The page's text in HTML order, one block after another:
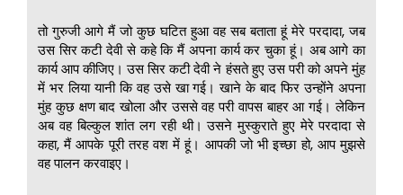
तो गुरुजी आगे मैं जो कुछ घटित हुआ वह सब बताता हूं मेरे परदादा, जब
उस सिर कटी देवी से कहे कि मैं अपना कार्य कर चुका हूं। अब आगे का
कार्य आप कीजिए। उस सिर कटी देवी ने हंसते हुए उस परी को अपने मुंह
में भर लिया यानी कि वह उसे खा गई। खाने के बाद फिर उन्होंने अपना
मुंह कुछ क्षण बाद खोला और उससे वह परी वापस बाहर आ गई। लेकिन
अब वह बिल्कुल शांत लग रही थी। उसने मुस्कुराते हुए मेरे परदादा से
कहा, मैं आपके पूरी तरह वश में हूं। आपकी जो भी इच्छा हो, आप मुझसे
वह पालन करवाइए।